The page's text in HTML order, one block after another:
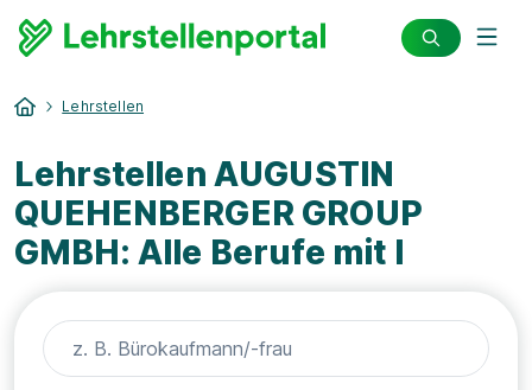
Lehrstellen
Lehrstellen AUGUSTIN
QUEHENBERGER GROUP
GMBH: Alle Berufe mit I